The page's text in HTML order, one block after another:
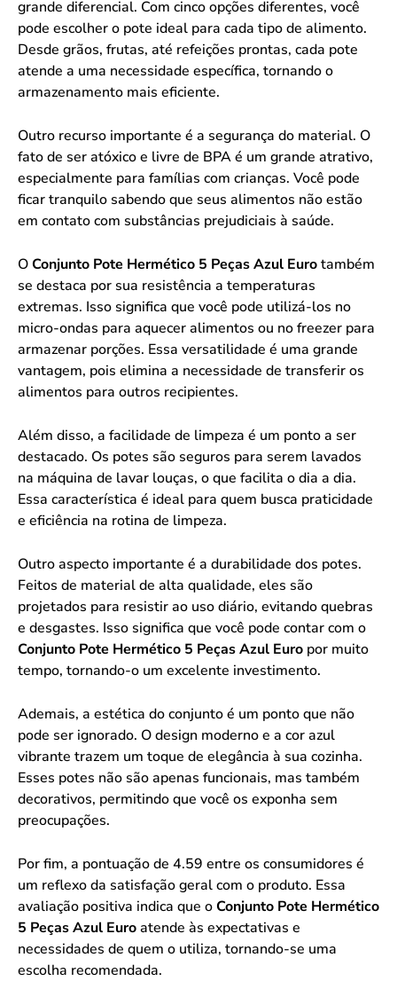
grande diferencial. Com cinco opções diferentes, você
pode escolher o pote ideal para cada tipo de alimento.
Desde grãos, frutas, até refeições prontas, cada pote
atende a uma necessidade específica, tornando o
armazenamento mais eficiente.
Outro recurso importante é a segurança do material. O
fato de ser atóxico e livre de BPA é um grande atrativo,
especialmente para famílias com crianças. Você pode
ficar tranquilo sabendo que seus alimentos não estão
em contato com substâncias prejudiciais à saúde.
OConjunto Pote Hermético 5 Peças Azul Eurotambém
se destaca por sua resistência a temperaturas
extremas. Isso significa que você pode utilizá-los no
micro-ondas para aquecer alimentos ou no freezer para
armazenar porções. Essa versatilidade é uma grande
vantagem, pois elimina a necessidade de transferir os
alimentos para outros recipientes.
Além disso, a facilidade de limpeza é um ponto a ser
destacado. Os potes são seguros para serem lavados
na máquina de lavar louças, o que facilita o dia a dia.
Essa característica é ideal para quem busca praticidade
e eficiência na rotina de limpeza.
Outro aspecto importante é a durabilidade dos potes.
Feitos de material de alta qualidade, eles são
projetados para resistir ao uso diário, evitando quebras
e desgastes. Isso significa que você pode contar com o
Conjunto Pote Hermético 5 Peças Azul Euro por muito
tempo, tornando-o um excelente investimento.
Ademais, a estética do conjunto é um ponto que não
pode ser ignorado. O design moderno e a cor azul
vibrante trazem um toque de elegância à sua cozinha.
Esses potes não são apenas funcionais, mas também
decorativos, permitindo que você os exponha sem
preocupações.
Por fim, a pontuação de 4.59 entre os consumidores é
um reflexo da satisfação geral com o produto. Essa
avaliação positiva indica que oConjunto Pote Hermético
5 Peças Azul Euroatende às expectativas e
necessidades de quem o utiliza, tornando-se uma
escolha recomendada.